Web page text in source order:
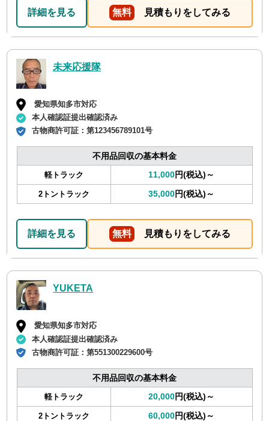
詳細を見る 無料 見積もりをしてみる
未来応援隊
愛知県知多市対応
本人確認証提出確認済み
古物商許可証：第123456789101号
不用品回収の基本料金
軽トラック 11,000円(税込)～
2トントラック 35,000円(税込)～
詳細を見る 無料 見積もりをしてみる
YUKETA
愛知県知多市対応
本人確認証提出確認済み
古物商許可証：第551300229600号
不用品回収の基本料金
軽トラック 20,000円(税込)～
2トントラック 60,000円(税込)～